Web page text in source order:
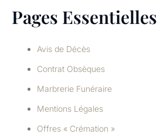
Pages Essentielles
Avis de Décès
Contrat Obsèques
Marbrerie Funéraire
Mentions Légales
Offres « Crémation »